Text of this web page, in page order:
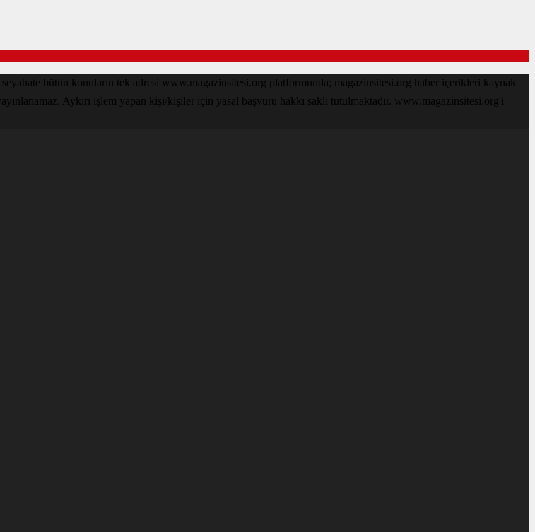
bütün konuların tek adresi www.magazinsitesi.org platformunda; magazinsitesi.org haber içerikleri kaynak
Aykırı işlem yapan kişi/kişiler için yasal başvuru hakkı saklı tutulmaktadır. www.magazinsitesi.org'i